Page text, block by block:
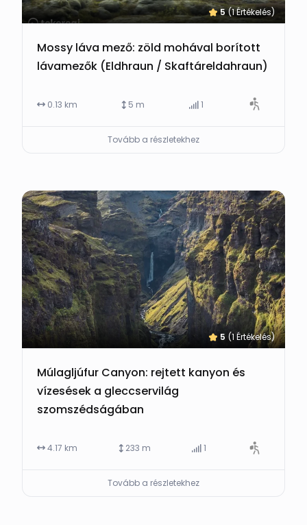
5 (1 Értékelés)
Mossy láva mező: zöld mohával borított
lávamezők (Eldhraun / Skaftáreldahraun)
0.13 km 5 m 1
Tovább a részletekhez
5 (1 Értékelés)
Múlagljúfur Canyon: rejtett kanyon és
vízesések a gleccservilág
szomszédságában
4.17 km 233 m 1
Tovább a részletekhez